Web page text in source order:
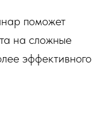
поможет
на сложные
эффективного